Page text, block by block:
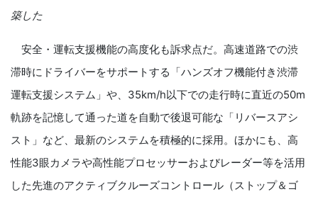
築した
安全・運転支援機能の高度化も訴求点だ。高速道路での渋
滞時にドライバーをサポートする「ハンズオフ機能付き渋滞
運転支援システム」や、35km/h以下での走行時に直近の50m
軌跡を記憶して通った道を自動で後退可能な「リバースアシ
スト」など、最新のシステムを積極的に採用。ほかにも、高
性能3眼カメラや高性能プロセッサーおよびレーダー等を活用
した先進のアクティブクルーズコントロール（ストップ＆ゴ